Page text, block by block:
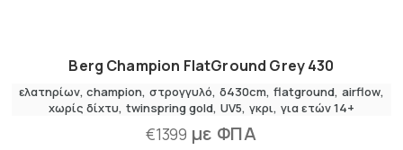
Berg Champion FlatGround Grey 430
ελατηρίων champion στρογγυλό δ430cm flatground airflow
χωρίς δίχτυ twinspring gold UV5 γκρι για ετών 14+
€1399 με ΦΠΑ